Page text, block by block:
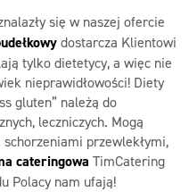
się w naszej ofercie
dostarcza Klientowi
tylko dietetycy, a więc nie
nieprawidłowości! Diety
gluten” należą do
leczniczych. Mogą
przewlekłymi,
cateringowa TimCatering
Polacy nam ufają!